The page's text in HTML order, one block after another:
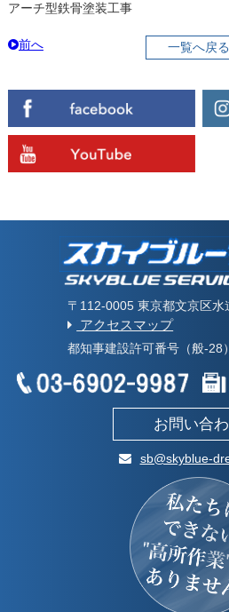
アーチ型鉄骨塗装工事
前へ 一覧へ戻る
〒112-0005 東京都文京区
アクセスマップ
都知事建設許可番号（般-28
お問い合
sb@skyblue-